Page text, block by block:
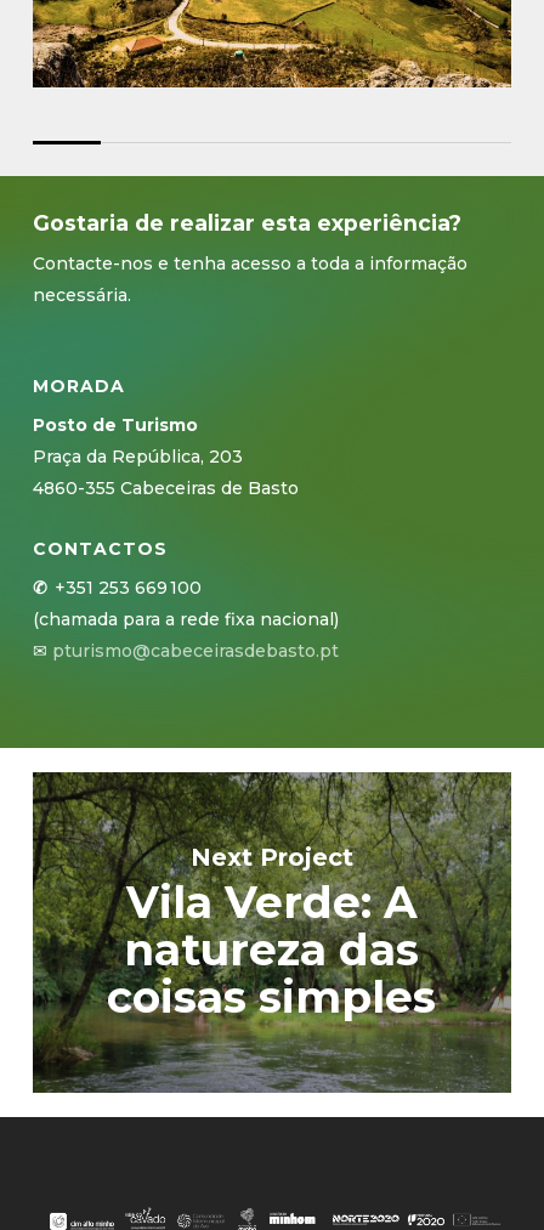
Gostaria de realizar esta experiência?
Contacte-nos e tenha acesso a toda a informação
necessária.
MORADA
Posto de Turismo
Praça da República, 203
4860-355 Cabeceiras de Basto
CONTACTOS
✆ +351 253 669100
(chamada para a rede fixa nacional)
✉ pturismo@cabeceirasdebasto.pt
Next Project
Vila Verde: A
natureza das
coisas simples